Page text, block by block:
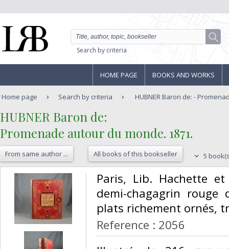
Search by criteria
HOME PAGE BOOKS AND WORKS
Home page Search by criteria HUBNER Baron de: -
‎HUBNER Baron de:‎
‎Promenade autour du monde. 1871.‎
From same author ... All books of this bookseller 5
‎Paris, Lib. Hachette
demi-chagagrin rouge
plats richement ornés,
Reference : 2056